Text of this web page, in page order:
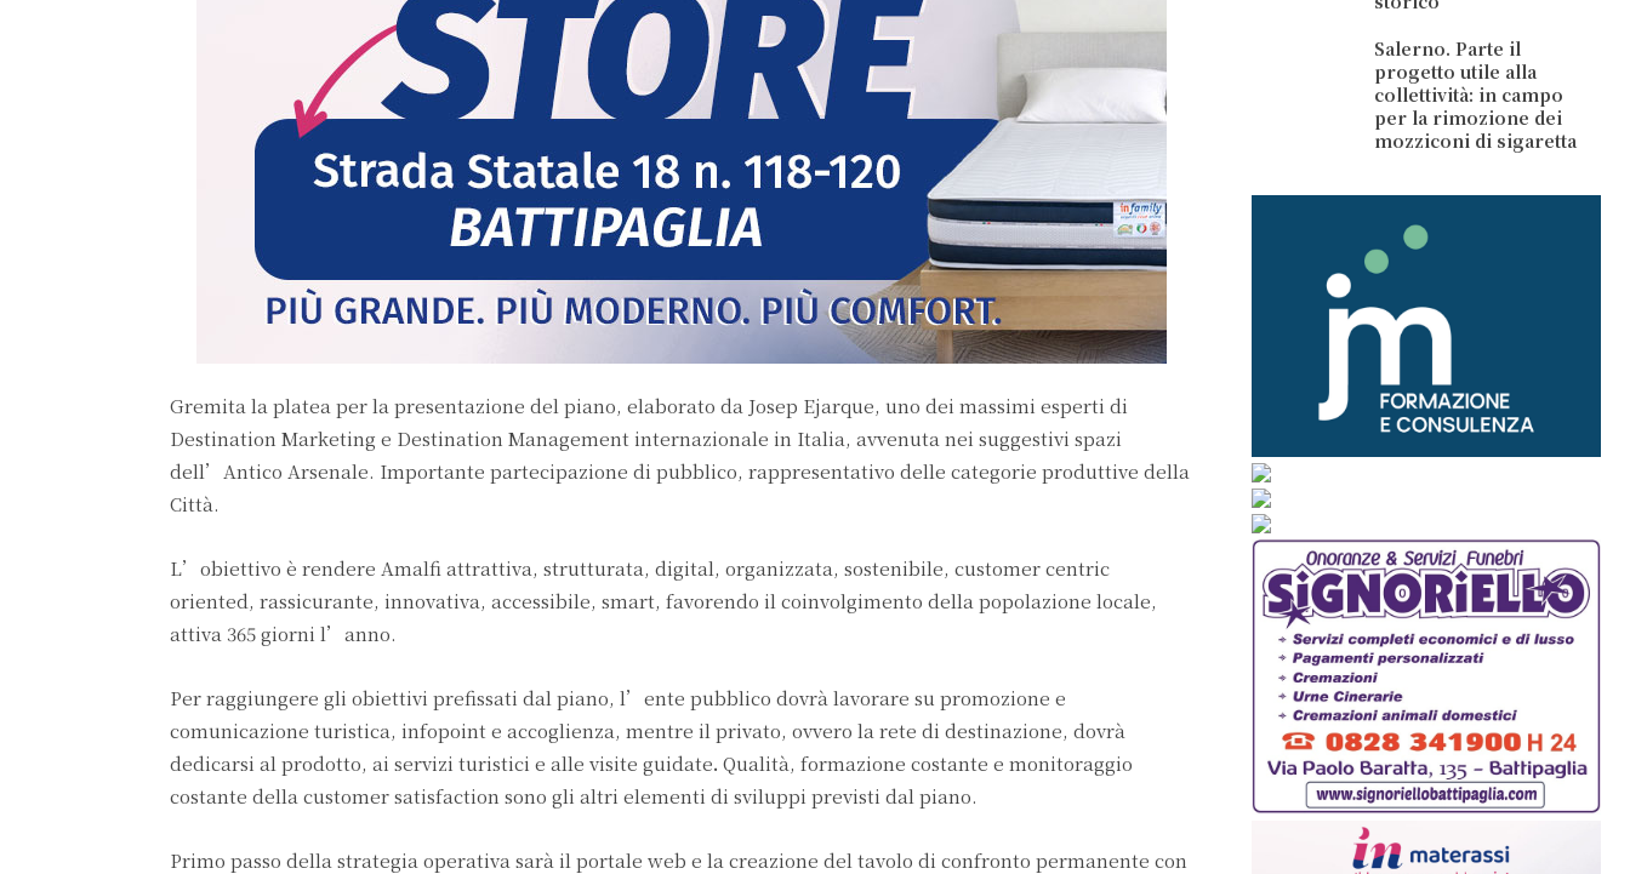
Gremita la platea per la presentazione del piano, elaborato da Josep Ejarque, uno dei massimi esperti di
Destination Marketing e Destination Management internazionale in Italia, avvenuta nei suggestivi spazi
dell’Antico Arsenale. Importante partecipazione di pubblico, rappresentativo delle categorie produttive della
Città.
L’obiettivo è rendere Amalfi attrattiva, strutturata, digital, organizzata, sostenibile, customer centric
oriented, rassicurante, innovativa, accessibile, smart, favorendo il coinvolgimento della popolazione locale,
attiva 365 giorni l’anno.
Per raggiungere gli obiettivi prefissati dal piano, l’ente pubblico dovrà lavorare su promozione e
comunicazione turistica, infopoint e accoglienza, mentre il privato, ovvero la rete di destinazione, dovrà
dedicarsi al prodotto, ai servizi turistici e alle visite guidate. Qualità, formazione costante e monitoraggio
costante della customer satisfaction sono gli altri elementi di sviluppi previsti dal piano.
Primo passo della strategia operativa sarà il portale web e la creazione del tavolo di confronto permanente con
Salerno. Parte il
progetto utile alla
collettività: in campo
per la rimozione dei
mozziconi di sigaretta